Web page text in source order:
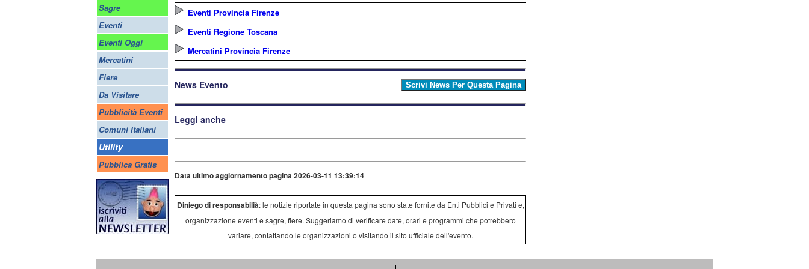
Sagre
Eventi
Eventi Oggi
Mercatini
Fiere
Da Visitare
Pubblicità Eventi
Comuni Italiani
Utility
Pubblica Gratis
Eventi Provincia Firenze
Eventi Regione Toscana
Mercatini Provincia Firenze
News Evento
Leggi anche
Data ultimo aggiornamento pagina 2026-03-11 13:39:14
Diniego di responsabilià: le notizie riportate in questa pagina sono state fornite da Enti Pubblici e Privati e,
organizzazione eventi e sagre, fiere. Suggeriamo di verificare date, orari e programmi che potrebbero
variare, contattando le organizzazioni o visitando il sito ufficiale dell'evento.